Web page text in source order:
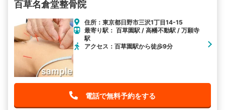
百草名倉堂整骨院
住所：東京都日野市三沢1丁目14-15
最寄り駅： 百草園駅 / 高幡不動駅 / 万願寺
駅
アクセス：百草園駅から徒歩9分
電話で無料予約をする